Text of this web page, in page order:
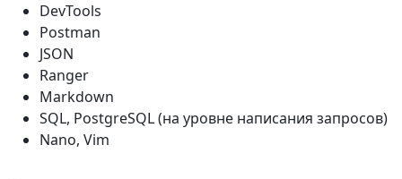
DevTools
Postman
JSON
Ranger
Markdown
SQL, PostgreSQL (на уровне написания запросов)
Nano, Vim